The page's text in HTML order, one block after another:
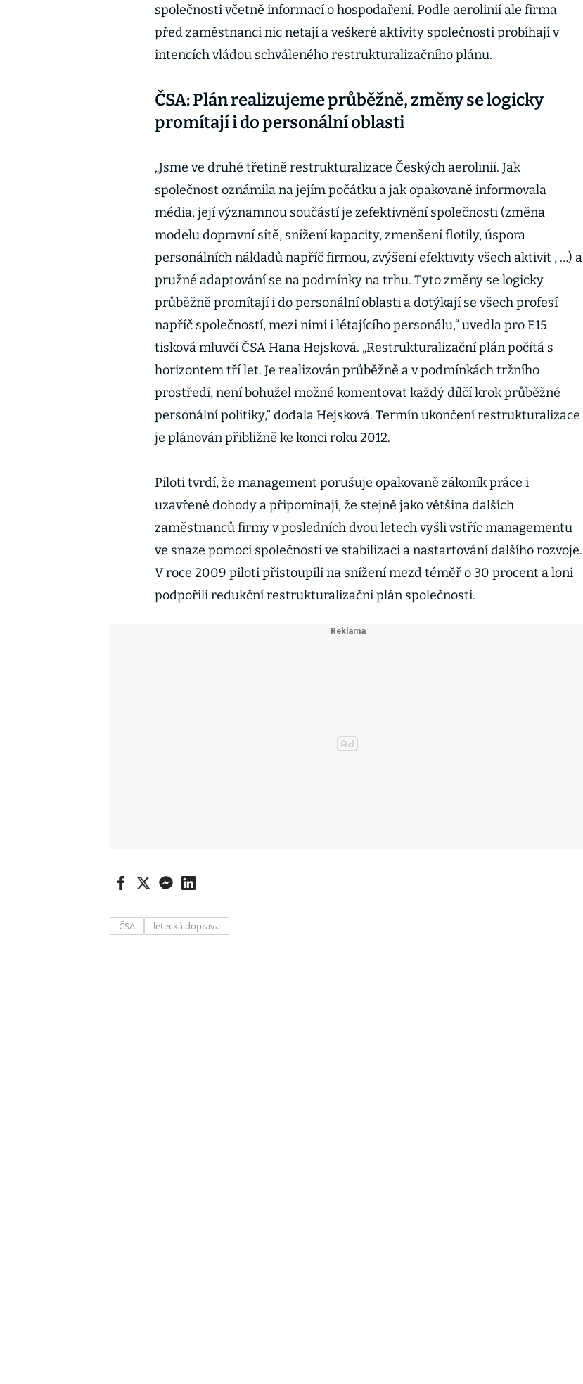
společnosti včetně informací o hospodaření. Podle aerolinií ale firma
před zaměstnanci nic netají a veškeré aktivity společnosti probíhají v
intencích vládou schváleného restrukturalizačního plánu.
ČSA: Plán realizujeme průběžně, změny se logicky
promítají i do personální oblasti
„Jsme ve druhé třetině restrukturalizace Českých aerolinií. Jak
společnost oznámila na jejím počátku a jak opakovaně informovala
média, její významnou součástí je zefektivnění společnosti (změna
modelu dopravní sítě, snížení kapacity, zmenšení flotily, úspora
personálních nákladů napříč firmou, zvýšení efektivity všech aktivit , …) a
pružné adaptování se na podmínky na trhu. Tyto změny se logicky
průběžně promítají i do personální oblasti a dotýkají se všech profesí
napříč společností, mezi nimi i létajícího personálu,“ uvedla pro E15
tisková mluvčí ČSA Hana Hejsková. „Restrukturalizační plán počítá s
horizontem tří let. Je realizován průběžně a v podmínkách tržního
prostředí, není bohužel možné komentovat každý dílčí krok průběžné
personální politiky,“ dodala Hejsková. Termín ukončení restrukturalizace
je plánován přibližně ke konci roku 2012.
Piloti tvrdí, že management porušuje opakovaně zákoník práce i
uzavřené dohody a připomínají, že stejně jako většina dalších
zaměstnanců firmy v posledních dvou letech vyšli vstříc managementu
ve snaze pomoci společnosti ve stabilizaci a nastartování dalšího rozvoje.
V roce 2009 piloti přistoupili na snížení mezd téměř o 30 procent a loni
podpořili redukční restrukturalizační plán společnosti.
ČSA letecká doprava